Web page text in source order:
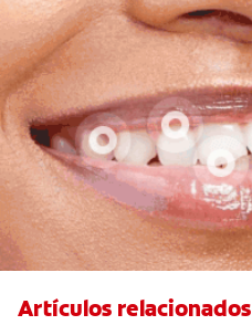
Artículos relacionados